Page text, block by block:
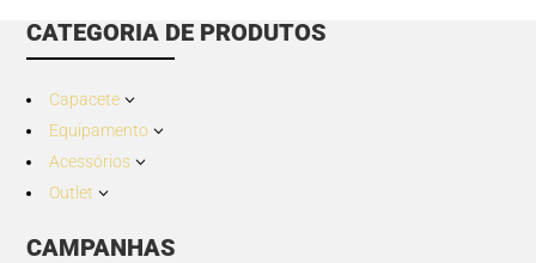
CATEGORIA DE PRODUTOS
Capacete 3
Equipamento 3
Acessórios 3
Outlet 3
CAMPANHAS